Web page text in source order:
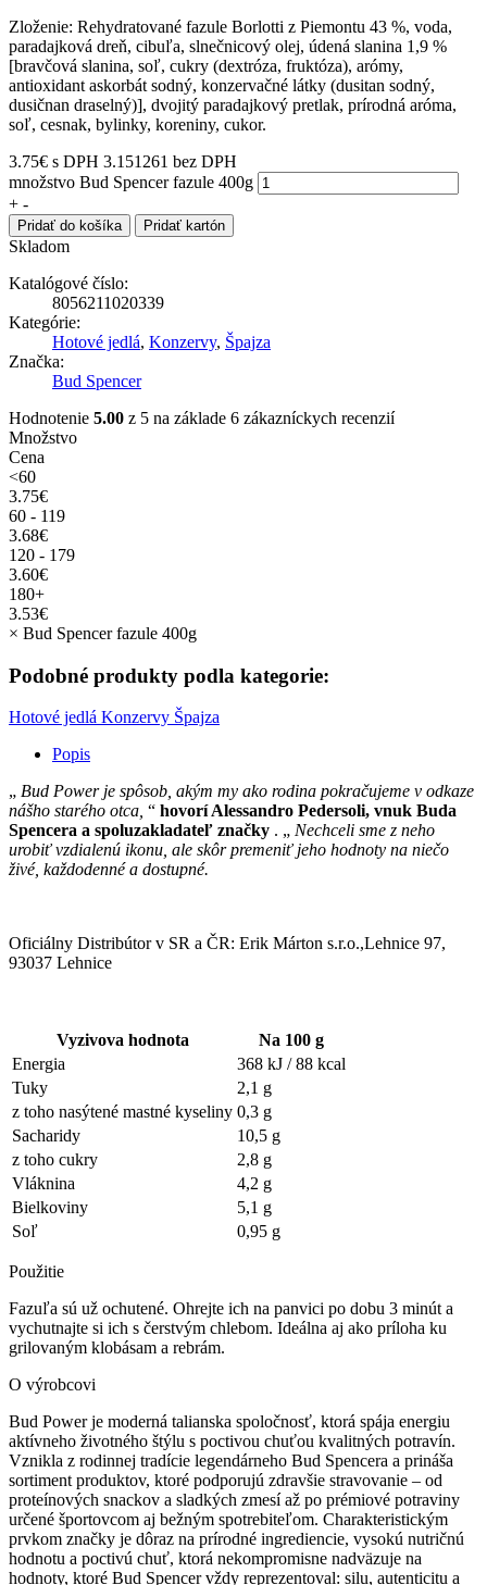
Zloženie: Rehydratované fazule Borlotti z Piemontu 43 %, voda,
paradajková dreň, cibuľa, slnečnicový olej, údená slanina 1,9 %
[bravčová slanina, soľ, cukry (dextróza, fruktóza), arómy,
antioxidant askorbát sodný, konzervačné látky (dusitan sodný,
dusičnan draselný)], dvojitý paradajkový pretlak, prírodná aróma,
soľ, cesnak, bylinky, koreniny, cukor.
3.75€ s DPH 3.151261 bez DPH
množstvo Bud Spencer fazule 400g
+ -
Pridať do košíka Pridať kartón
Skladom
Katalógové číslo:
8056211020339
Kategórie:
Hotové jedlá, Konzervy, Špajza
Značka:
Bud Spencer
Hodnotenie 5.00 z 5 na základe 6 zákazníckych recenzií
Množstvo
Cena
<60
3.75€
60 - 119
3.68€
120 - 179
3.60€
180+
3.53€
× Bud Spencer fazule 400g
Podobné produkty podla kategorie:
Hotové jedlá Konzervy Špajza
Popis
„ Bud Power je spôsob, akým my ako rodina pokračujeme v odkaze
nášho starého otca, “ hovorí Alessandro Pedersoli, vnuk Buda
Spencera a spoluzakladateľ značky . „ Nechceli sme z neho
urobiť vzdialenú ikonu, ale skôr premeniť jeho hodnoty na niečo
živé, každodenné a dostupné.
Oficiálny Distribútor v SR a ČR: Erik Márton s.r.o.,Lehnice 97,
93037 Lehnice
Vyzivova hodnota
Na 100 g
Energia
368 kJ / 88 kcal
Tuky
2,1 g
z toho nasýtené mastné kyseliny 0,3 g
Sacharidy
10,5 g
z toho cukry
2,8 g
Vláknina
4,2 g
Bielkoviny
5,1 g
Soľ
0,95 g
Použitie
Fazuľa sú už ochutené. Ohrejte ich na panvici po dobu 3 minút a
vychutnajte si ich s čerstvým chlebom. Ideálna aj ako príloha ku
grilovaným klobásam a rebrám.
O výrobcovi
Bud Power je moderná talianska spoločnosť, ktorá spája energiu
aktívneho životného štýlu s poctivou chuťou kvalitných potravín.
Vznikla z rodinnej tradície legendárneho Bud Spencera a prináša
sortiment produktov, ktoré podporujú zdravšie stravovanie – od
proteínových snackov a sladkých zmesí až po prémiové potraviny
určené športovcom aj bežným spotrebiteľom. Charakteristickým
prvkom značky je dôraz na prírodné ingrediencie, vysokú nutričnú
hodnotu a poctivú chuť, ktorá nekompromisne nadväzuje na
hodnoty, ktoré Bud Spencer vždy reprezentoval: silu, autenticitu a